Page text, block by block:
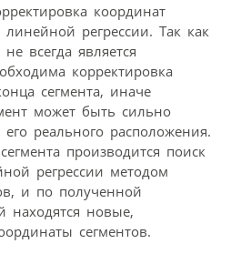
координат
регрессии. Так как
всегда является
корректировка
сегмента, иначе
может быть сильно
реального расположения.
производится поиск
регрессии методом
и по полученной
находятся новые,
сегментов.